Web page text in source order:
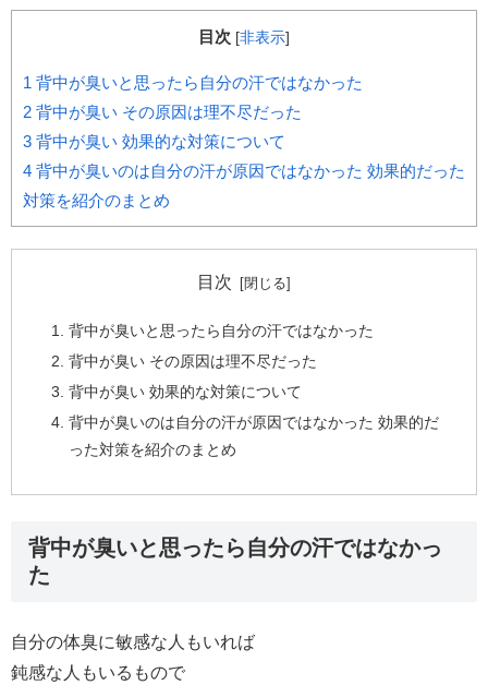
目次 [非表示]
1 背中が臭いと思ったら自分の汗ではなかった
2 背中が臭い その原因は理不尽だった
3 背中が臭い 効果的な対策について
4 背中が臭いのは自分の汗が原因ではなかった 効果的だった
対策を紹介のまとめ
目次
背中が臭いと思ったら自分の汗ではなかった
背中が臭い その原因は理不尽だった
背中が臭い 効果的な対策について
背中が臭いのは自分の汗が原因ではなかった 効果的だ
った対策を紹介のまとめ
背中が臭いと思ったら自分の汗ではなかっ
た
自分の体臭に敏感な人もいれば
鈍感な人もいるもので